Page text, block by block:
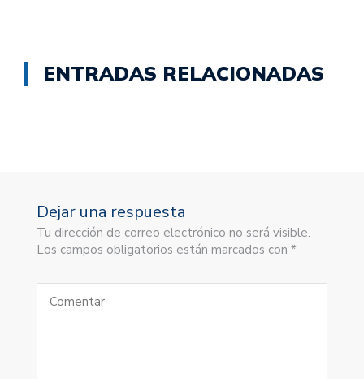
ENTRADAS RELACIONADAS
Dejar una respuesta
Tu dirección de correo electrónico no será visible.
Los campos obligatorios están marcados con *